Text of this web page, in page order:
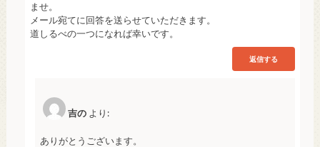
ませ。
メール宛てに回答を送らせていただきます。
道しるべの一つになれば幸いです。
返信する
吉の より:
ありがとうございます。